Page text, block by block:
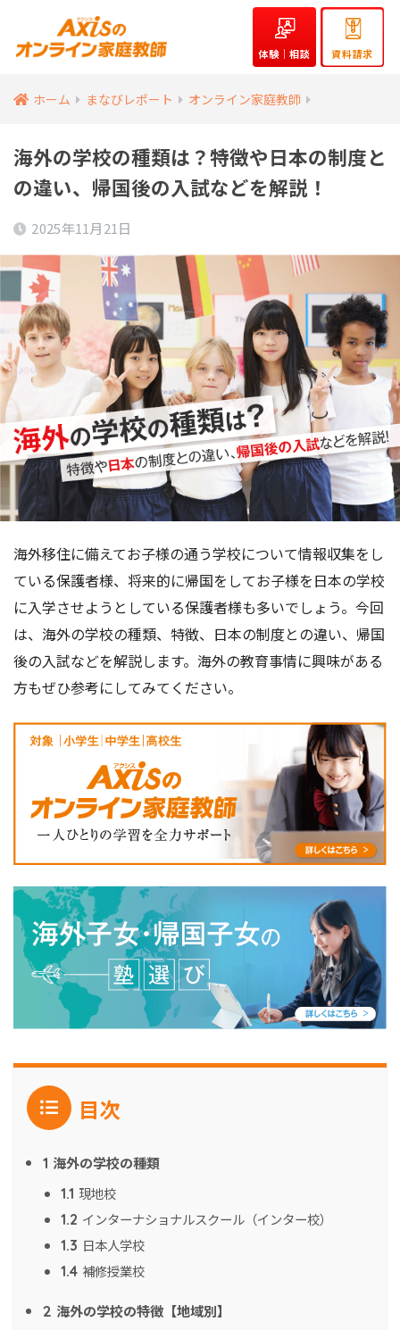
体験｜相談 資料請求
ホーム まなびレポート オンライン家庭教師
海外の学校の種類は？特徴や日本の制度と
の違い、帰国後の入試などを解説！
2025年11月21日
海外移住に備えてお子様の通う学校について情報収集をし
ている保護者様、将来的に帰国をしてお子様を日本の学校
に入学させようとしている保護者様も多いでしょう。今回
は、海外の学校の種類、特徴、日本の制度との違い、帰国
後の入試などを解説します。海外の教育事情に興味がある
方もぜひ参考にしてみてください。
目次
1 海外の学校の種類
1.1 現地校
1.2 インターナショナルスクール（インター校）
1.3 日本人学校
1.4 補修授業校
2 海外の学校の特徴【地域別】